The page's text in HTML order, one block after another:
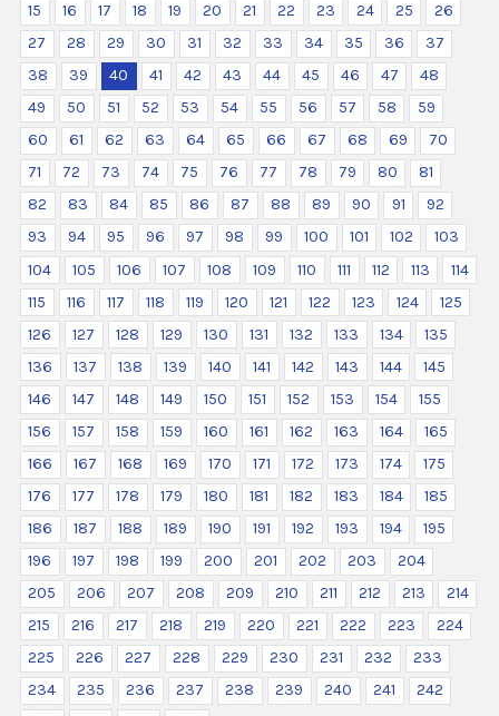
15
16 17 18 19 20 21 22 23 24 25
26
27
28 29 30 31 32 33 34 35 36
37
38
39 40 41 42 43 44 45 46 47
48
49
50 51 52 53 54 55 56 57 58
59
60
61 62 63 64 65 66 67 68 69
70
71
72 73 74 75 76 77 78 79 80
81
82
83 84 85 86 87 88 89 90 91
92
93
94 95 96 97 98 99 100 101 102
103
104
105 106 107 108 109 110 111 112 113
114
115
116 117 118 119 120 121 122 123 124
125
126
127 128 129 130 131 132 133 134
135
136
137 138 139 140 141 142 143 144
145
146
147 148 149 150 151 152 153 154
155
156
157 158 159 160 161 162 163 164
165
166
167 168 169 170 171 172 173 174
175
176
177 178 179 180 181 182 183 184
185
186
187 188 189 190 191 192 193 194
195
196
197 198 199 200 201 202 203
204
205
206 207 208 209 210 211 212 213
214
215
216 217 218 219 220 221 222 223
224
225
226 227 228 229 230 231 232
233
234
235 236 237 238 239 240 241
242